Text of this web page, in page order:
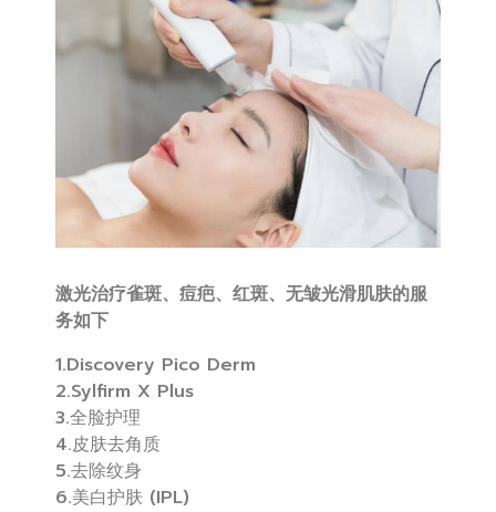
激光治疗雀斑、痘疤、红斑、无皱光滑肌肤的服
务如下
1.Discovery Pico Derm
2.Sylfirm X Plus
3.全脸护理
4.皮肤去角质
5.去除纹身
6.美白护肤 (IPL)